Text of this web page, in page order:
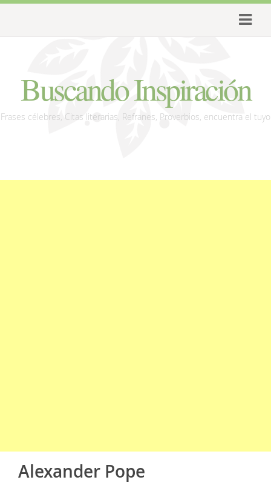
Buscando Inspiración
Frases célebres, Citas literarias, Refranes, Proverbios, encuentra el tuyo
Alexander Pope